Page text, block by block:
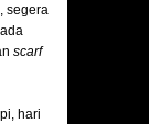
segera
scarf
hari